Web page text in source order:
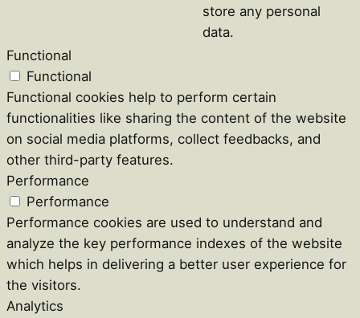
store any personal
data.
Functional
Functional
Functional cookies help to perform certain
functionalities like sharing the content of the website
on social media platforms, collect feedbacks, and
other third-party features.
Performance
Performance
Performance cookies are used to understand and
analyze the key performance indexes of the website
which helps in delivering a better user experience for
the visitors.
Analytics